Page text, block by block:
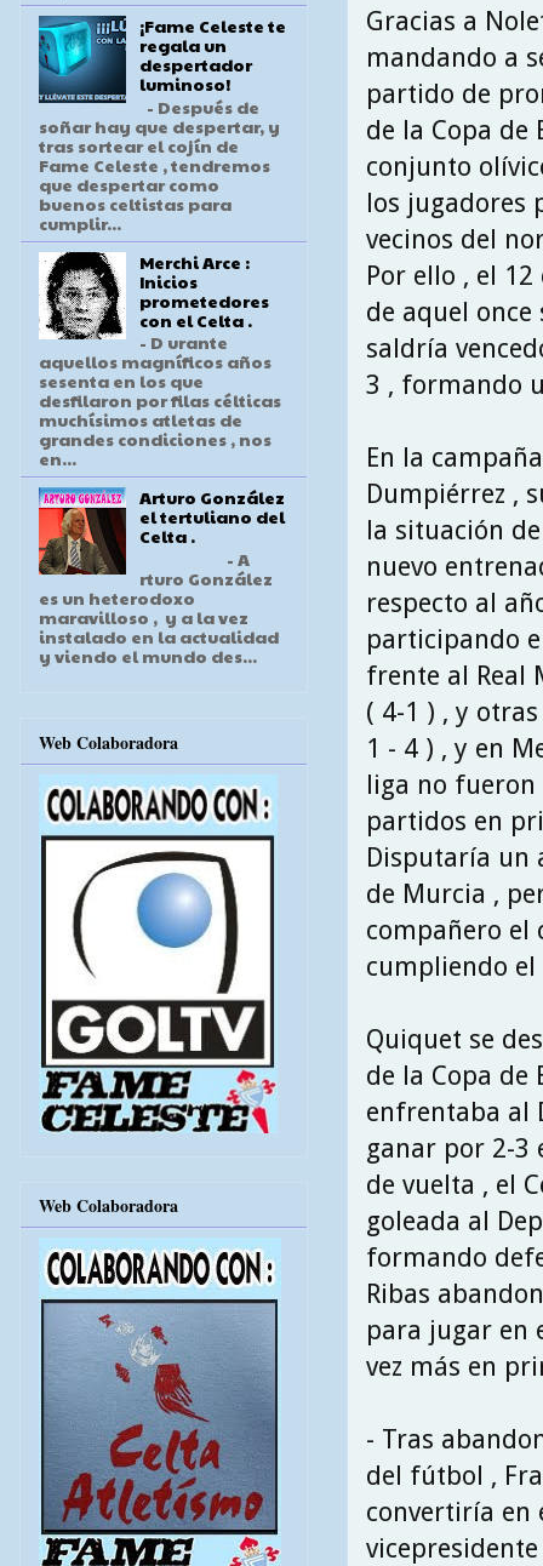
Gracias a
mandando a
partido de
de la Copa de
conjunto
los jugadores
vecinos del
Por ello , el
de aquel
saldría
3 , formando
En la
Dumpiérrez ,
la situación
nuevo
respecto al
participando
frente al Real
( 4-1 ) , y
1 - 4 ) , y en
liga no
partidos en
Disputaría un
de Murcia ,
compañero el
cumpliendo
Quiquet se
de la Copa de
enfrentaba al
ganar por 2-3
de vuelta , el
goleada al
formando
Ribas
para jugar en
vez más en
- Tras
del fútbol ,
convertiría en
¡Fame Celeste te
regala un
despertador
luminoso!
- Después de
soñar hay que despertar, y
tras sortear el cojín de
Fame Celeste , tendremos
que despertar como
buenos celtistas para
cumplir...
Merchi Arce :
Inicios
prometedores
con el Celta .
- D urante
aquellos magníficos años
sesenta en los que
desfilaron por filas célticas
muchísimos atletas de
grandes condiciones , nos
en...
Arturo González
el tertuliano del
Celta .
- A
rturo González
es un heterodoxo
maravilloso , y a la vez
instalado en la actualidad
y viendo el mundo des...
Web Colaboradora
Web Colaboradora